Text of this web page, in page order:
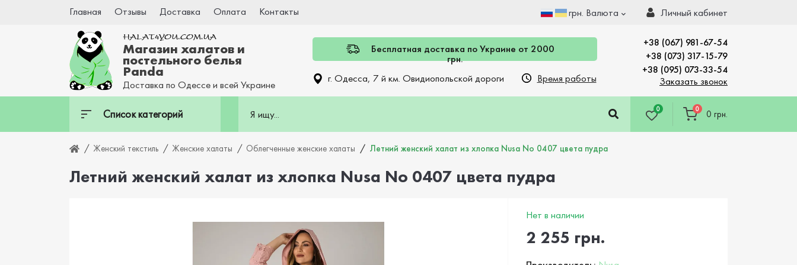
Главная Отзывы Доставка Оплата Контакты грн. Валюта Личный кабинет
Магазин халатов и
постельного белья
Panda
Доставка по Одессе и всей Украине
Бесплатная доставка по Украине от 2000
грн.
г. Одесса, 7 й км. Овидиопольской дороги
Время работы
+38 (067) 981-67-54
+38 (073) 317-15-79
+38 (095) 073-33-54
Заказать звонок
Список категорий 0 0 0 грн.
Женский текстиль Женские халаты Облегченные женские халаты Летний женский халат из хлопка Nusa No 0407 цвета пудра
Летний женский халат из хлопка Nusa No 0407 цвета пудра
Нет в наличии
2 255 грн.